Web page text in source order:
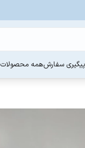
پیگیری سفارشهمه محصولات